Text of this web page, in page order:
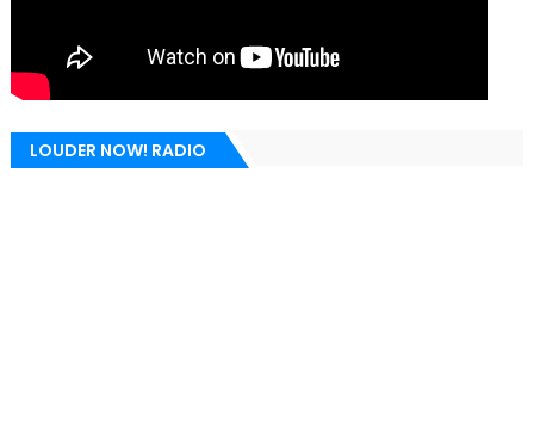
LOUDER NOW! RADIO